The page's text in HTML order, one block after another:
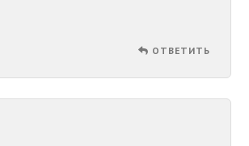
ОТВЕТИТЬ